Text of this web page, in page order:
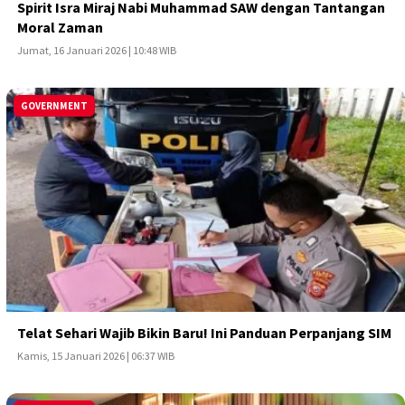
Spirit Isra Miraj Nabi Muhammad SAW dengan Tantangan
Moral Zaman
Jumat, 16 Januari 2026 | 10:48 WIB
GOVERNMENT
Telat Sehari Wajib Bikin Baru! Ini Panduan Perpanjang SIM
Kamis, 15 Januari 2026 | 06:37 WIB